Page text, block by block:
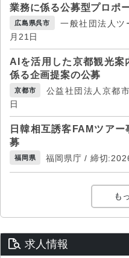
業務に係る公募型プロポ
広島県呉市
一般社団法人ツ
月21日
AIを活用した京都観光案
係る企画提案の公募
京都市
公益社団法人京都
日
日韓相互誘客FAMツア
募
福岡県 福岡県庁 / 締切
も
求人情報